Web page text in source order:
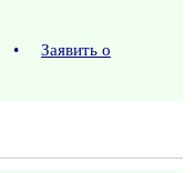
•
Заявить о